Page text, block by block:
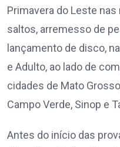
Primavera do Leste
saltos, arremesso de
lançamento de disco,
e Adulto, ao lado de
cidades de Mato
Campo Verde, Sinop e
Antes do início das